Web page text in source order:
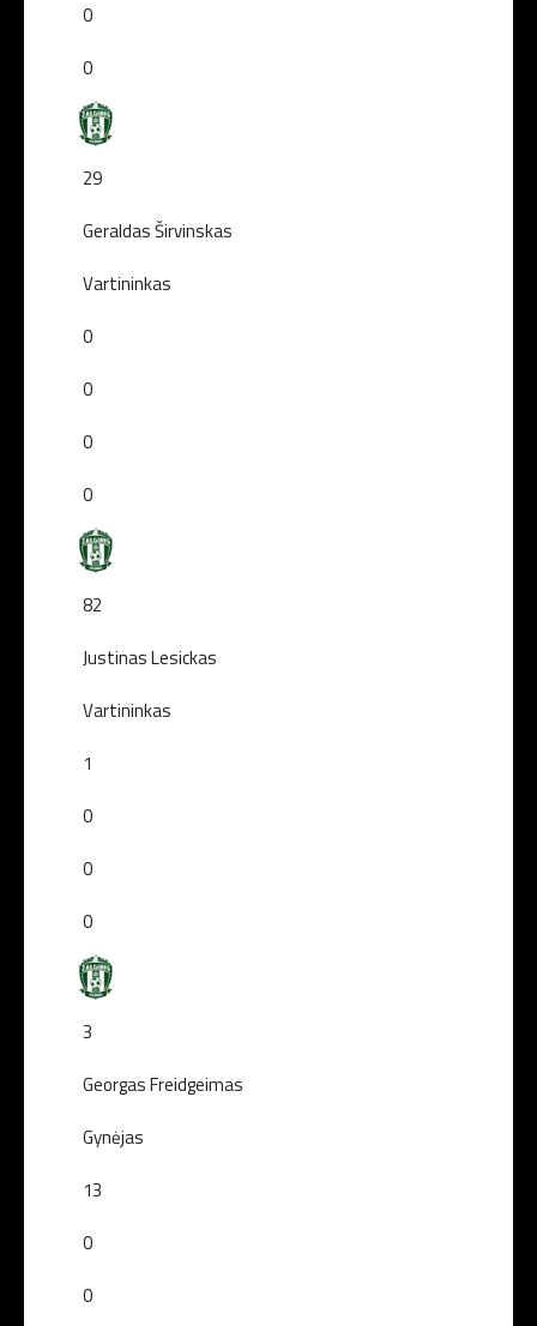
0
0
29
Geraldas Širvinskas
Vartininkas
0
0
0
0
82
Justinas Lesickas
Vartininkas
1
0
0
0
3
Georgas Freidgeimas
Gynėjas
13
0
0